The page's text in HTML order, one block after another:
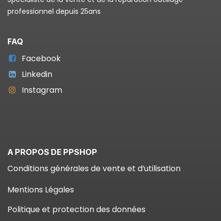
professionnel depuis 25ans
FAQ
Facebook
Linkedin
Instagram
A PROPOS DE PPSHOP
Conditions générales de vente et d’utilisation
Mentions Légales
Politique et protection des données